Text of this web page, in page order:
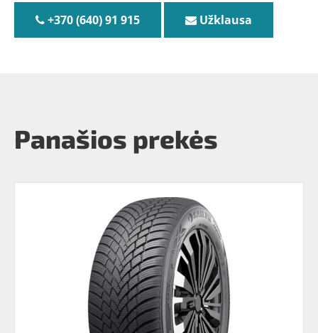
+370 (640) 91 915 Užklausa
Panašios prekės